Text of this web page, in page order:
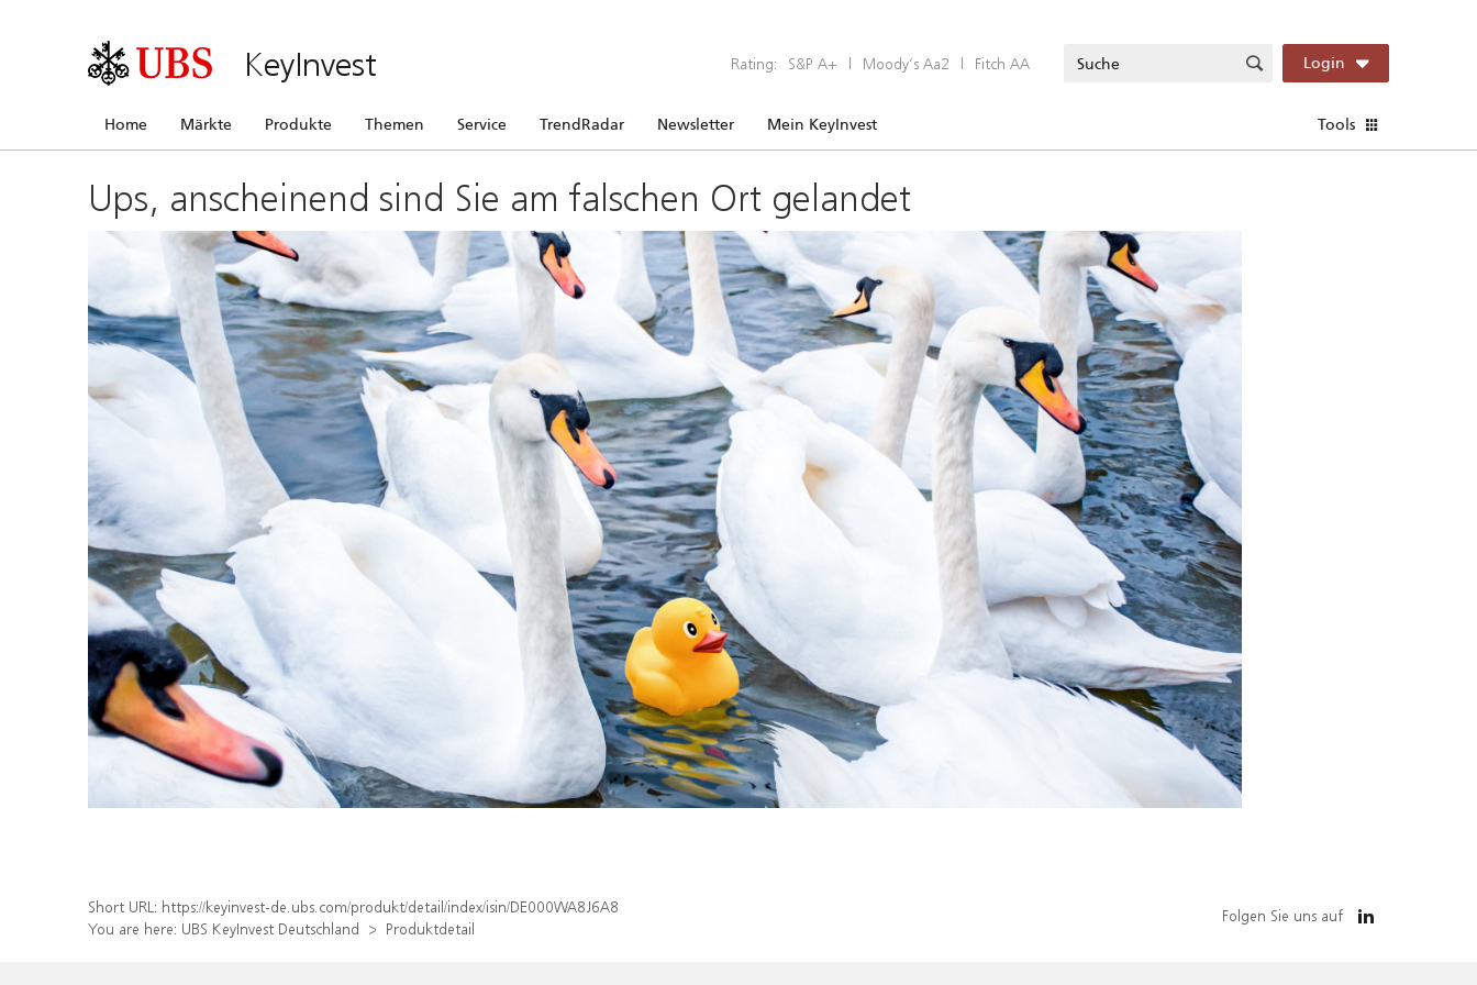
KeyInvest Rating: S&P A+ | Moody’s Aa2 | Fitch AA Login
Home Märkte Produkte Themen Service TrendRadar Newsletter Mein KeyInvest Tools
Ups, anscheinend sind Sie am falschen Ort gelandet
Short URL: https://keyinvest-de.ubs.com/produkt/detail/index/isin/DE000WA8J6A8
You are here: UBS KeyInvest Deutschland Produktdetail
Folgen Sie uns auf